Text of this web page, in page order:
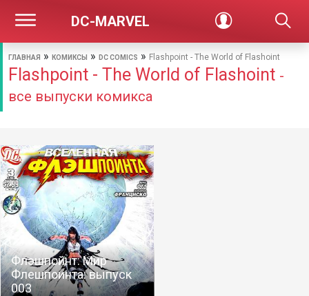
DC-MARVEL
ГЛАВНАЯ » КОМИКСЫ » DC COMICS » Flashpoint - The World of Flashoint
Flashpoint - The World of Flashoint -
все выпуски комикса
Флэшпойнт: Мир
Флешпоинта: выпуск
003